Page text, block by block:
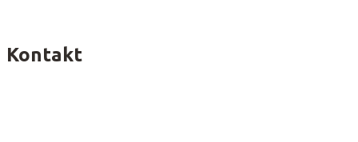
Kontakt